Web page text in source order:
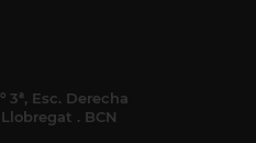
3ª, Esc. Derecha
. BCN